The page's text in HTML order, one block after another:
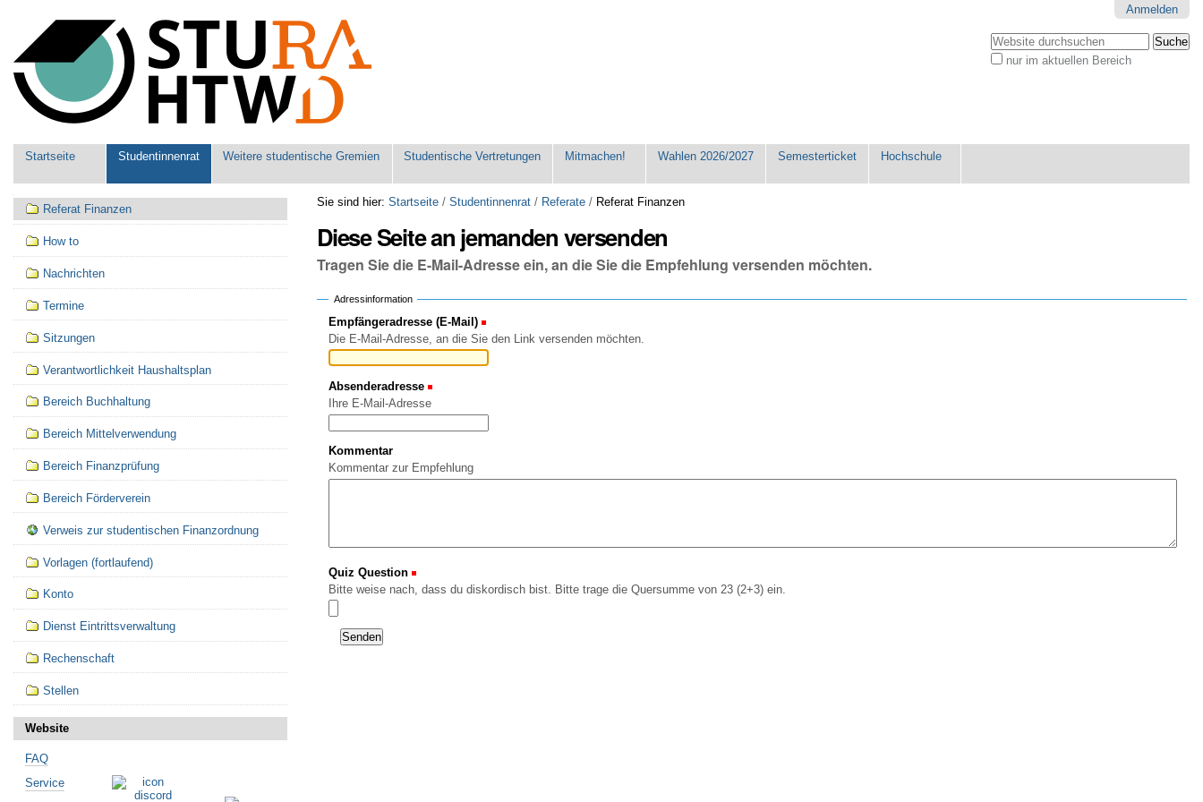
Werkzeuge
Anmelden
Website durchsuchen
nur im aktuellen Bereich
Sektionen
Startseite Studentinnenrat Weitere studentische Gremien Studentische Vertretungen Mitmachen! Wahlen 2026/2027 Semesterticket Hochschule
Sie sind hier: Startseite /Studentinnenrat / Referate / Referat Finanzen
Diese Seite an jemanden versenden
Tragen Sie die E-Mail-Adresse ein, an die Sie die Empfehlung versenden möchten.
Adressinformation
Empfängeradresse (E-Mail)
Die E-Mail-Adresse, an die Sie den Link versenden möchten.
Absenderadresse
Ihre E-Mail-Adresse
Kommentar
Kommentar zur Empfehlung
Quiz Question
Bitte weise nach, dass du diskordisch bist. Bitte trage die Quersumme von 23 (2+3) ein.
Navigation
Referat Finanzen
How to
Nachrichten
Termine
Sitzungen
Verantwortlichkeit Haushaltsplan
Bereich Buchhaltung
Bereich Mittelverwendung
Bereich Finanzprüfung
Bereich Förderverein
Verweis zur studentischen Finanzordnung
Vorlagen (fortlaufend)
Konto
Dienst Eintrittsverwaltung
Rechenschaft
Stellen
Website
FAQ
Service